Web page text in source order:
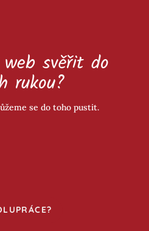
svěřit do
rukou?
se do toho pustit.